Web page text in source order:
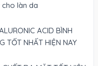
làn da
ACID BÌNH
TỐT NHẤT HIỆN NAY